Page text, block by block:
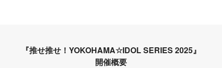
『推せ推せ！YOKOHAMA☆IDOL SERIES 2025』
開催概要